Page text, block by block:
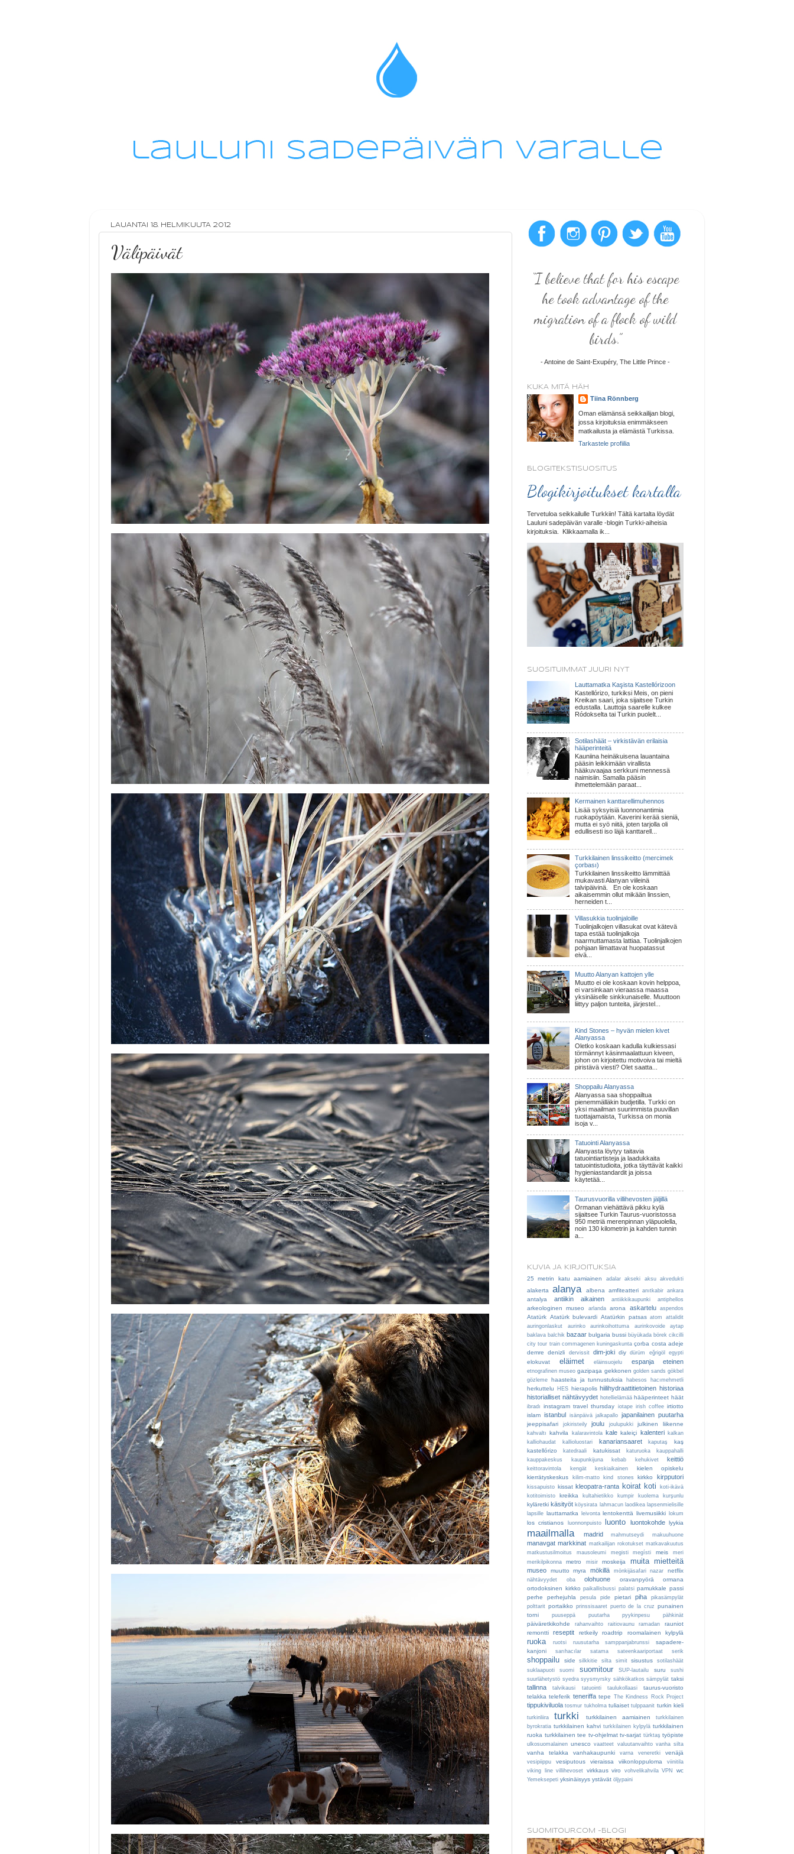
LAUANTAI 18. HELMIKUUTA 2012
Välipäivät
“I believe that for his escape
he took advantage of the
migration of a flock of wild
birds.”
- Antoine de Saint-Exupéry, The Little Prince -
KUKA MITÄ HÄH
Tiina Rönnberg
Oman elämänsä seikkailijan blogi,
jossa kirjoituksia enimmäkseen
matkailusta ja elämästä Turkissa.
Tarkastele profiilia
BLOGITEKSTISUOSITUS
Blogikirjoitukset kartalla
Tervetuloa seikkailulle Turkkiin! Tältä kartalta löydät
Lauluni sadepäivän varalle -blogin Turkki-aiheisia
kirjoituksia. Klikkaamalla ik...
SUOSITUIMMAT JUURI NYT
Lauttamatka Kaşista Kastellórizoon
Kastellórizo, turkiksi Meis, on pieni
Kreikan saari, joka sijaitsee Turkin
edustalla. Lauttoja saarelle kulkee
Ródokselta tai Turkin puolelt...
Sotilashäät – virkistävän erilaisia
hääperinteitä
Kauniina heinäkuisena lauantaina
pääsin leikkimään virallista
hääkuvaajaa serkkuni mennessä
naimisiin. Samalla pääsin
ihmettelemään paraat...
Kermainen kanttarellimuhennos
Lisää syksyisiä luonnonantimia
ruokapöytään. Kaverini kerää sieniä,
mutta ei syö niitä, joten tarjolla oli
edullisesti iso läjä kanttarell...
Turkkilainen linssikeitto (mercimek
çorbası)
Turkkilainen linssikeitto lämmittää
mukavasti Alanyan viileinä
talvipäivinä. En ole koskaan
aikaisemmin ollut mikään linssien,
herneiden t...
Villasukkia tuolinjaloille
Tuolinjalkojen villasukat ovat kätevä
tapa estää tuolinjalkoja
naarmuttamasta lattiaa. Tuolinjalkojen
pohjaan liimattavat huopatassut
eivä...
Muutto Alanyan kattojen ylle
Muutto ei ole koskaan kovin helppoa,
ei varsinkaan vieraassa maassa
yksinäiselle sinkkunaiselle. Muuttoon
liittyy paljon tunteita, järjestel...
Kind Stones – hyvän mielen kivet
Alanyassa
Oletko koskaan kadulla kulkiessasi
törmännyt käsinmaalattuun kiveen,
johon on kirjoitettu motivoiva tai mieltä
piristävä viesti? Olet saatta...
Shoppailu Alanyassa
Alanyassa saa shoppailtua
pienemmälläkin budjetilla. Turkki on
yksi maailman suurimmista puuvillan
tuottajamaista, Turkissa on monia
isoja v...
Tatuointi Alanyassa
Alanyasta löytyy taitavia
tatuointiartisteja ja laadukkaita
tatuointistudioita, jotka täyttävät kaikki
hygieniastandardit ja joissa
käytetää...
Taurusvuorilla villihevosten jäljillä
Ormanan viehättävä pikku kylä
sijaitsee Turkin Taurus-vuoristossa
950 metriä merenpinnan yläpuolella,
noin 130 kilometrin ja kahden tunnin
a...
KUVIA JA KIRJOITUKSIA
25 metrin katu aamiainen adalar akseki aksu akvedukti
alakerta alanya albena amfiteatteri anıtkabir ankara
antalya antiikin aikainen antiikkikaupunki antiphellos
arkeologinen museo arlanda arona askartelu aspendos
Atatürk Atatürk bulevardi Atatürkin patsas atom
attalidit
auringonlaskut
aurinko aurinkoihottuma aurinkovoide
aytap
baklava balchik bazaar bulgaria bussi büyükada börek cikcilli
city tour train commagenen kuningaskunta çorba costa adeje
demre
denizli dervissit dim-joki diy dürüm eğrigöl egypti
elokuvat eläimet eläinsuojelu espanja eteinen
etnografinen museo gazipaşa gekkonen golden sands gökbel
gözleme haasteita ja tunnustuksia habesos hacımehmetli
herkuttelu HES hierapolis hiilihydraattitietoinen historiaa
historialliset nähtävyydet hotellielämää hääperinteet häät
ibradı instagram travel thursday iotape irish coffee irtiotto
islam istanbul isänpäivä jalkapallo japanilainen puutarha
jeeppisafari jokiristeily joulu joulupukki julkinen liikenne
kahvaltı kahvila kalaravintola kale kaleiçi kalenteri
kalkan
kalliohaudat
kallioluostari kanariansaaret kaputaş
kaş
kastellórizo
katedraali katukissat katuruoka
kauppahalli
kauppakeskus
kaupunkijuna kebab kehukivet keittiö
keittoravintola kengät keskiaikainen
kielen opiskelu
kierrätyskeskus
kilim-matto kind stones kirkko kirpputori
kissapuisto kissat kleopatra-ranta koirat koti
koti-ikävä
kotitoimisto
kreikka kultahietikko kumpir kuolema kurşunlu
kyläretki käsityöt köysirata lahmacun laodikea lapsenmielisille
lapsille lauttamatka leivonta lentokenttä livemusiikki lokum
los cristianos luonnonpuisto luonto luontokohde lyykia
maailmalla madrid mahmutseydi makuuhuone
manavgat markkinat matkailijan rokotukset matkavakuutus
matkustusilmoitus
mausoleumi megisti megísti meis
meri
merikilpikonna
metro misir moskeija muita mietteitä
museo muutto myra mökillä mönkijäsafari nazar netflix
nähtävyydet oba olohuone oravanpyörä
ormana
ortodoksinen kirkko paikallisbussi palatsi pamukkale passi
perhe
perhejuhla pesula pide pietari piha
pikasämpylät
polttarit portaikko prinssisaaret puerto de la cruz
punainen
torni
puuseppä puutarha pyykinpesu pähkinät
päiväretkikohde rahanvaihto raitiovaunu ramadan
rauniot
remontti
reseptit retkeily roadtrip roomalainen kylpylä
ruoka ruotsi ruusutarha samppanjabrunssi
sapadere-
kanjoni
sarıhacılar satama sateenkaariportaat serik
shoppailu side silkkitie silta simit sisustus
sotilashäät
suklaapuoti
suomi suomitour SUP-lautailu suru
sushi
suurlähetystö syedra syysmyrsky sähkökatkos sämpylät taksi
tallinna talvikausi tatuointi taulukollaasi
taurus-vuoristo
telakka teleferik teneriffa tepe The Kindness Rock Project
tippukiviluola tosmur tukholma tuliaiset tulppaanit turkin kieli
turkinliira turkki turkkilainen aamiainen
turkkilainen
byrokratia turkkilainen kahvi turkkilainen kylpylä turkkilainen
ruoka turkkilainen tee tv-ohjelmat tv-sarjat türktaş työpiste
ulkosuomalainen unesco vaatteet valuutanvaihto vanha silta
vanha telakka vanhakaupunki varna veneretki venäjä
vesipiippu vesiputous vieraissa viikonloppuloma
viinitila
viking line villihevoset virkkaus viro vohvelikahvila VPN wc
Yemeksepeti yksinäisyys ystävät öljypaini
SUOMITOUR.COM -BLOGI